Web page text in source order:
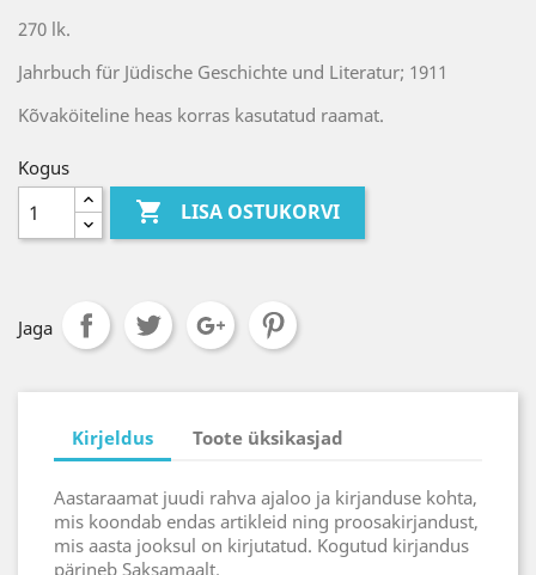
270 lk.
Jahrbuch für Jüdische Geschichte und Literatur; 1911
Kõvaköiteline heas korras kasutatud raamat.
Kogus
 LISA OSTUKORVI
Jaga
Kirjeldus Toote üksikasjad
Aastaraamat juudi rahva ajaloo ja kirjanduse kohta,
mis koondab endas artikleid ning proosakirjandust,
mis aasta jooksul on kirjutatud. Kogutud kirjandus
pärineb Saksamaalt.